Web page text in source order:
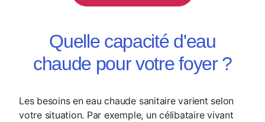
Quelle capacité d'eau
chaude pour votre foyer ?
Les besoins en eau chaude sanitaire varient selon
votre situation. Par exemple, un célibataire vivant